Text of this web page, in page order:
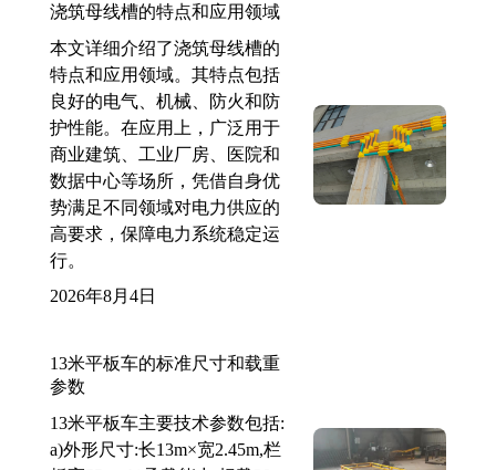
浇筑母线槽的特点和应用领域
本文详细介绍了浇筑母线槽的
特点和应用领域。其特点包括
良好的电气、机械、防火和防
护性能。在应用上，广泛用于
商业建筑、工业厂房、医院和
数据中心等场所，凭借自身优
势满足不同领域对电力供应的
高要求，保障电力系统稳定运
行。
2026年8月4日
13米平板车的标准尺寸和载重
参数
13米平板车主要技术参数包括:
a)外形尺寸:长13m×宽2.45m,栏